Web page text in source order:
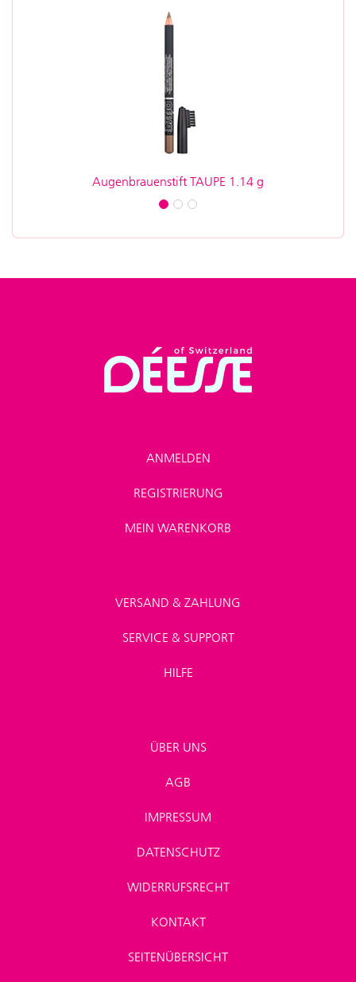
Augenbrauenstift TAUPE 1.14 g
ANMELDEN
REGISTRIERUNG
MEIN WARENKORB
VERSAND & ZAHLUNG
SERVICE & SUPPORT
HILFE
ÜBER UNS
AGB
IMPRESSUM
DATENSCHUTZ
WIDERRUFSRECHT
KONTAKT
SEITENÜBERSICHT